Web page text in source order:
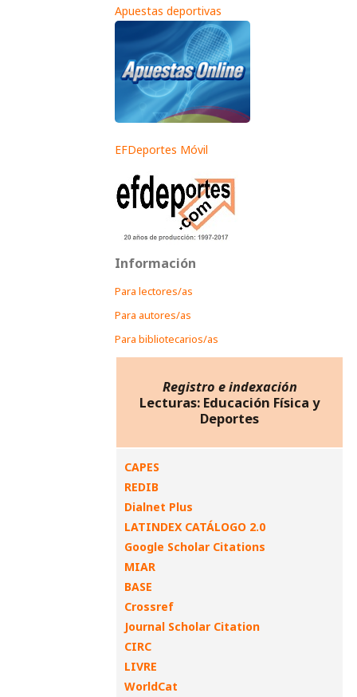
Apuestas deportivas
EFDeportes Móvil
Información
Para lectores/as
Para autores/as
Para bibliotecarios/as
Registro e indexación
Lecturas: Educación Física y
Deportes
CAPES
REDIB
Dialnet Plus
LATINDEX CATÁLOGO 2.0
Google Scholar Citations
MIAR
BASE
Crossref
Journal Scholar Citation
CIRC
LIVRE
WorldCat